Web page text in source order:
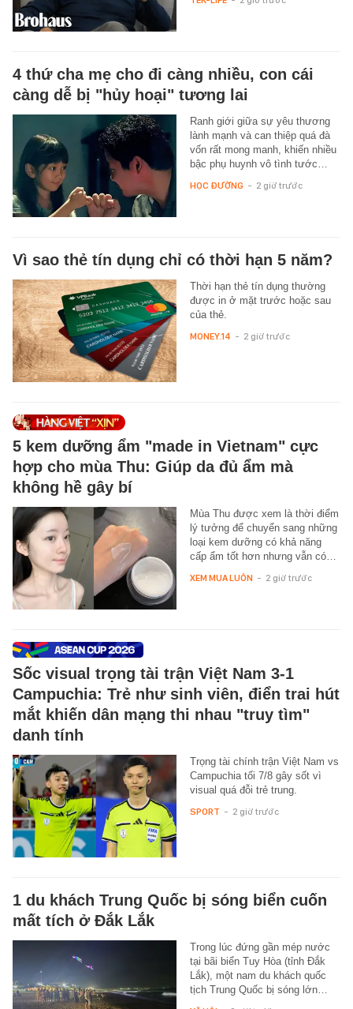
4 thứ cha mẹ cho đi càng nhiều, con cái
càng dễ bị "hủy hoại" tương lai
Ranh giới giữa sự yêu thương
lành mạnh và can thiệp quá đà
vốn rất mong manh, khiến nhiều
bậc phụ huynh vô tình tước…
HỌC ĐƯỜNG - 2 giờ trước
Vì sao thẻ tín dụng chỉ có thời hạn 5 năm?
Thời hạn thẻ tín dụng thường
được in ở mặt trước hoặc sau
của thẻ.
MONEY.14 - 2 giờ trước
5 kem dưỡng ẩm "made in Vietnam" cực
hợp cho mùa Thu: Giúp da đủ ẩm mà
không hề gây bí
Mùa Thu được xem là thời điểm
lý tưởng để chuyển sang những
loại kem dưỡng có khả năng
cấp ẩm tốt hơn nhưng vẫn có…
XEM MUA LUÔN - 2 giờ trước
Sốc visual trọng tài trận Việt Nam 3-1
Campuchia: Trẻ như sinh viên, điển trai hút
mắt khiến dân mạng thi nhau "truy tìm"
danh tính
Trọng tài chính trận Việt Nam vs
Campuchia tối 7/8 gây sốt vì
visual quá đỗi trẻ trung.
SPORT - 2 giờ trước
1 du khách Trung Quốc bị sóng biển cuốn
mất tích ở Đắk Lắk
Trong lúc đứng gần mép nước
tại bãi biển Tuy Hòa (tỉnh Đắk
Lắk), một nam du khách quốc
tịch Trung Quốc bị sóng lớn…